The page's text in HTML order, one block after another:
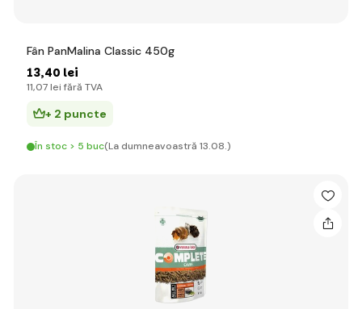
Fân PanMalina Classic 450g
13,40 lei
11,07 lei fără TVA
+ 2 puncte
În stoc > 5 buc(La dumneavoastră 13.08.)